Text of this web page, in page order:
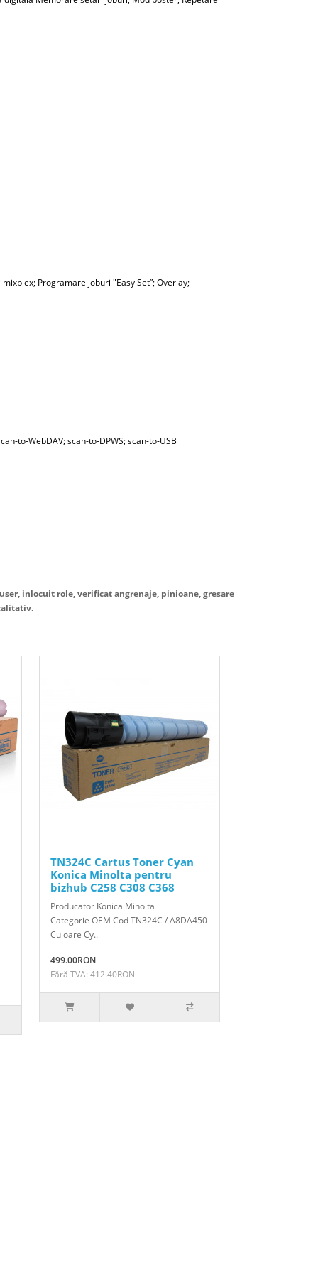
Programare joburi "Easy Set”; Overlay;
to-WebDAV; scan-to-DPWS; scan-to-USB
inlocuit role, verificat angrenaje, pinioane, gresare
TN324C Cartus Toner Cyan
Konica Minolta pentru
bizhub C258 C308 C368
Producator Konica Minolta
Categorie OEM Cod TN324C / A8DA450
Culoare Cy..
499.00RON
Fără TVA: 412.40RON